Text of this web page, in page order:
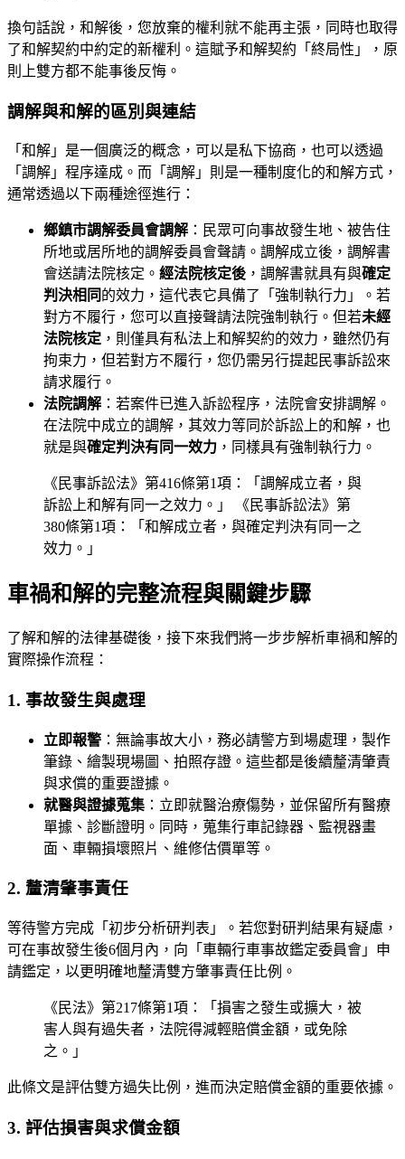
換句話說，和解後，您放棄的權利就不能再主張，同時也取得
了和解契約中約定的新權利。這賦予和解契約「終局性」，原
則上雙方都不能事後反悔。
調解與和解的區別與連結
「和解」是一個廣泛的概念，可以是私下協商，也可以透過
「調解」程序達成。而「調解」則是一種制度化的和解方式，
通常透過以下兩種途徑進行：
鄉鎮市調解委員會調解 ：民眾可向事故發生地、被告住
所地或居所地的調解委員會聲請。調解成立後，調解書
會送請法院核定。 經法院核定後 ，調解書就具有與確定
判決相同 的效力，這代表它具備了「強制執行力」。若
對方不履行，您可以直接聲請法院強制執行。但若未經
法院核定 ，則僅具有私法上和解契約的效力，雖然仍有
拘束力，但若對方不履行，您仍需另行提起民事訴訟來
請求履行。
法院調解 ：若案件已進入訴訟程序，法院會安排調解。
在法院中成立的調解，其效力等同於訴訟上的和解，也
就是與確定判決有同一效力 ，同樣具有強制執行力。
《民事訴訟法》第416條第1項：「調解成立者，與
訴訟上和解有同一之效力。」 《民事訴訟法》第
380條第1項：「和解成立者，與確定判決有同一之
效力。」
車禍和解的完整流程與關鍵步驟
了解和解的法律基礎後，接下來我們將一步步解析車禍和解的
實際操作流程：
1. 事故發生與處理
立即報警 ：無論事故大小，務必請警方到場處理，製作
筆錄、繪製現場圖、拍照存證。這些都是後續釐清肇責
與求償的重要證據。
就醫與證據蒐集 ：立即就醫治療傷勢，並保留所有醫療
單據、診斷證明。同時，蒐集行車記錄器、監視器畫
面、車輛損壞照片、維修估價單等。
2. 釐清肇事責任
等待警方完成「初步分析研判表」。若您對研判結果有疑慮，
可在事故發生後6個月內，向「車輛行車事故鑑定委員會」申
請鑑定，以更明確地釐清雙方肇事責任比例。
《民法》第217條第1項：「損害之發生或擴大，被
害人與有過失者，法院得減輕賠償金額，或免除
之。」
此條文是評估雙方過失比例，進而決定賠償金額的重要依據。
3. 評估損害與求償金額